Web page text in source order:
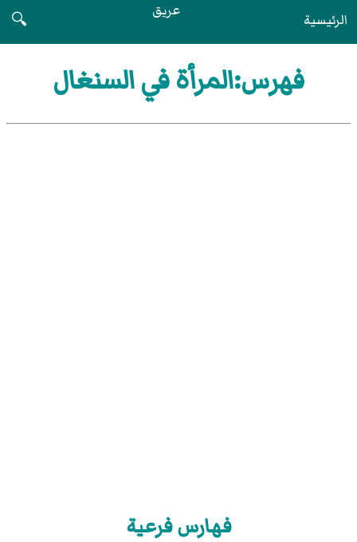
الرئيسية عريق
🔍
فهرس:المرأة في السنغال
فهارس فرعية